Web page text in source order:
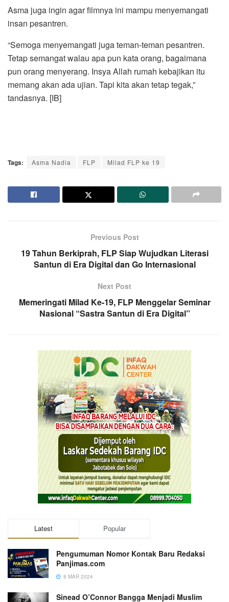
Asma juga ingin agar filmnya ini mampu menyemangati
insan pesantren.
“Semoga menyemangati juga teman-teman pesantren.
Tetap semangat walau apa pun kata orang, bagaimana
pun orang menyerang. Insya Allah rumah kebajikan itu
memang akan ada ujian. Tapi kita akan tetap tegak,”
tandasnya. [IB]
Tags: Asma Nadia FLP Milad FLP ke 19
Previous Post
19 Tahun Berkiprah, FLP Siap Wujudkan Literasi
Santun di Era Digital dan Go Internasional
Next Post
Memeringati Milad Ke-19, FLP Menggelar Seminar
Nasional “Sastra Santun di Era Digital”
Latest Popular
Pengumuman Nomor Kontak Baru Redaksi
Panjimas.com
8 MAR 2024
Sinead O’Connor Bangga Menjadi Muslim